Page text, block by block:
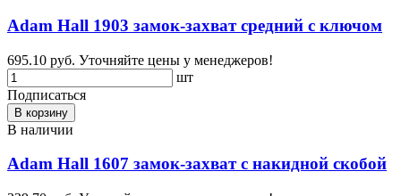
Adam Hall 1903 замок-захват средний с ключом
695.10 руб. Уточняйте цены у менеджеров!
шт
Подписаться
В корзину
В наличии
Adam Hall 1607 замок-захват с накидной скобой